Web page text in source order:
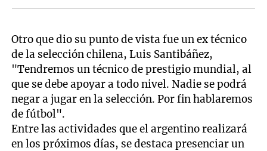
Otro que dio su punto de vista fue un ex técnico
de la selección chilena, Luis Santibáñez,
"Tendremos un técnico de prestigio mundial, al
que se debe apoyar a todo nivel. Nadie se podrá
negar a jugar en la selección. Por fin hablaremos
de fútbol".
Entre las actividades que el argentino realizará
en los próximos días, se destaca presenciar un